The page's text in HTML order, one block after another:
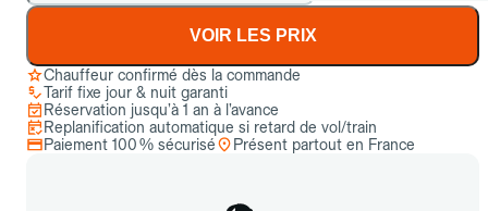
VOIR LES PRIX
Chauffeur confirmé dès la commande
Tarif fixe jour & nuit garanti
Réservation jusqu’à 1 an à l’avance
Replanification automatique si retard de vol/train
Paiement 100 % sécurisé
Présent partout en France